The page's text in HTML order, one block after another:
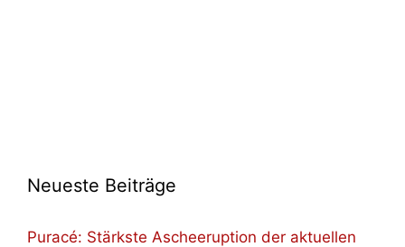
Neueste Beiträge
Puracé: Stärkste Ascheeruption der aktuellen